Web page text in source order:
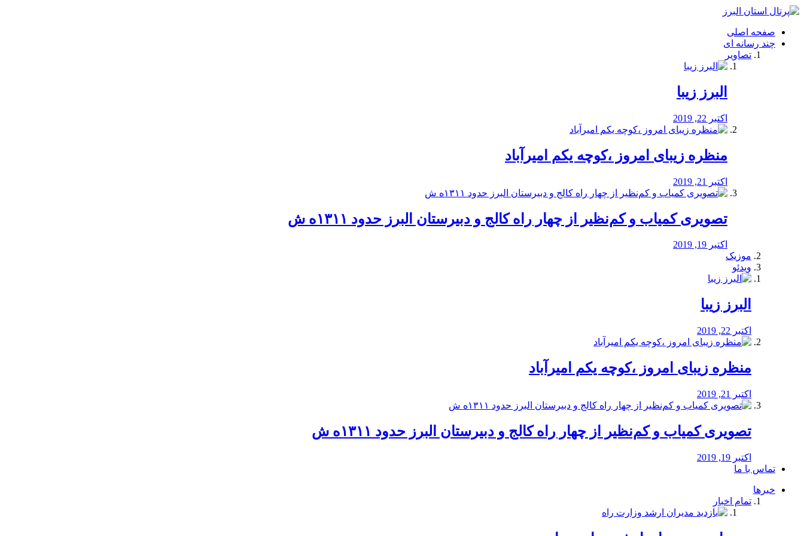
فصد
شرق
تهران
خشکشویی
صفحه اصلی
چند رسانه ای
تصاویر
البرز زیبا
اکتبر 22, 2019
منظره‌‌ زیبای امروز ،کوچه یکم امیرآباد
اکتبر 21, 2019
️تصویری کمیاب و کم‌نظیر از چهار راه كالج و دبيرستان البرز حدود ۱۳۱۱ه ش
اکتبر 19, 2019
موزیک
ویدئو
البرز زیبا
اکتبر 22, 2019
منظره‌‌ زیبای امروز ،کوچه یکم امیرآباد
اکتبر 21, 2019
️تصویری کمیاب و کم‌نظیر از چهار راه كالج و دبيرستان البرز حدود ۱۳۱۱ه ش
اکتبر 19, 2019
تماس با ما
خبرها
تمام اخبار